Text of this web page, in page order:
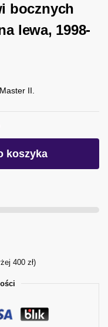
bocznych
lewa, 1998-
II.
koszyka
400 zł)